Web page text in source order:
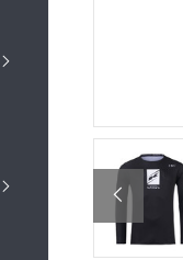
Buzz kid lenses &
Venom 3200 / Atzaki